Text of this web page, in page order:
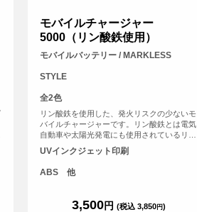
モバイルチャージャー
5000（リン酸鉄使用）
モバイルバッテリー / MARKLESS
STYLE
全2色
リン酸鉄を使用した、発火リスクの少ないモ
バイルチャージャーです。リン酸鉄とは電気
自動車や太陽光発電にも使用されているリチ
ウムイオンバッテリーのことで、熱トラブル
が起こりにくいのが特徴です。 長時間利用
で起こりうる熱暴走のリスクを抑え、また外
部からの衝撃による発火リスクも低くなって
ト2つ、Type-Cポートが1つついており複数
UVインクジェット印刷
ABS 他
3,500円 (税込 3,850円)